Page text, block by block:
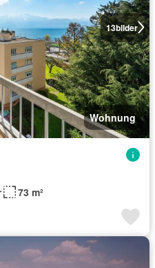
13bilder
Wohnung
73 m²